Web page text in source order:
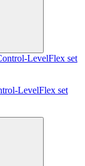
LevelFlex set